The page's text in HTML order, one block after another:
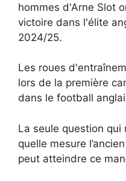
hommes d'Arne Slot
victoire dans l'élite
2024/25.
Les roues
lors de la première
dans le football
La seule question
quelle mesure
peut atteindre ce